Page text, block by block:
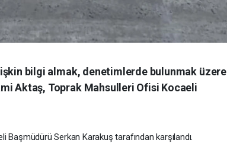
bilgi almak, denetimlerde bulunmak üzere
Aktaş, Toprak Mahsulleri Ofisi Kocaeli
Serkan Karakuş tarafından karşılandı.